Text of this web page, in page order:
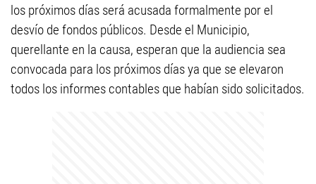
los próximos días será acusada formalmente por el
desvío de fondos públicos. Desde el Municipio,
querellante en la causa, esperan que la audiencia sea
convocada para los próximos días ya que se elevaron
todos los informes contables que habían sido solicitados.